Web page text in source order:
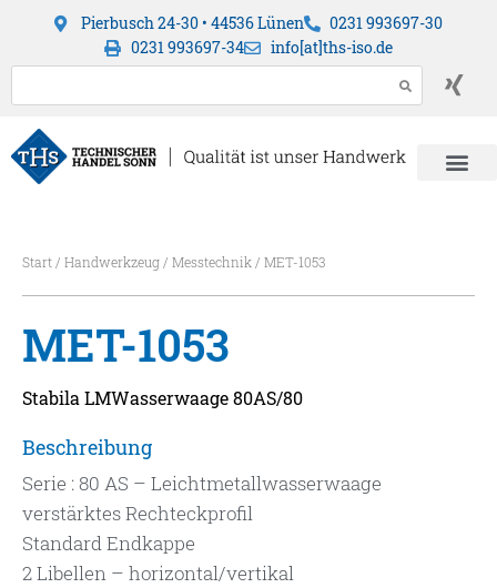
Pierbusch 24-30 • 44536 Lünen
0231 993697-30
0231 993697-34
info[at]ths-iso.de
Start/ Handwerkzeug/ Messtechnik/ MET-1053
MET-1053
Stabila LMWasserwaage 80AS/80
Beschreibung
Serie : 80 AS – Leichtmetallwasserwaage
verstärktes Rechteckprofil
Standard Endkappe
2 Libellen – horizontal/vertikal